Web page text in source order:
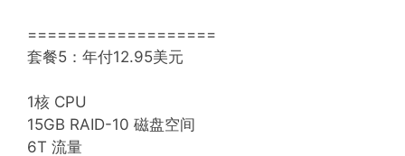
===================
套餐5：年付12.95美元
1核 CPU
15GB RAID-10 磁盘空间
6T 流量